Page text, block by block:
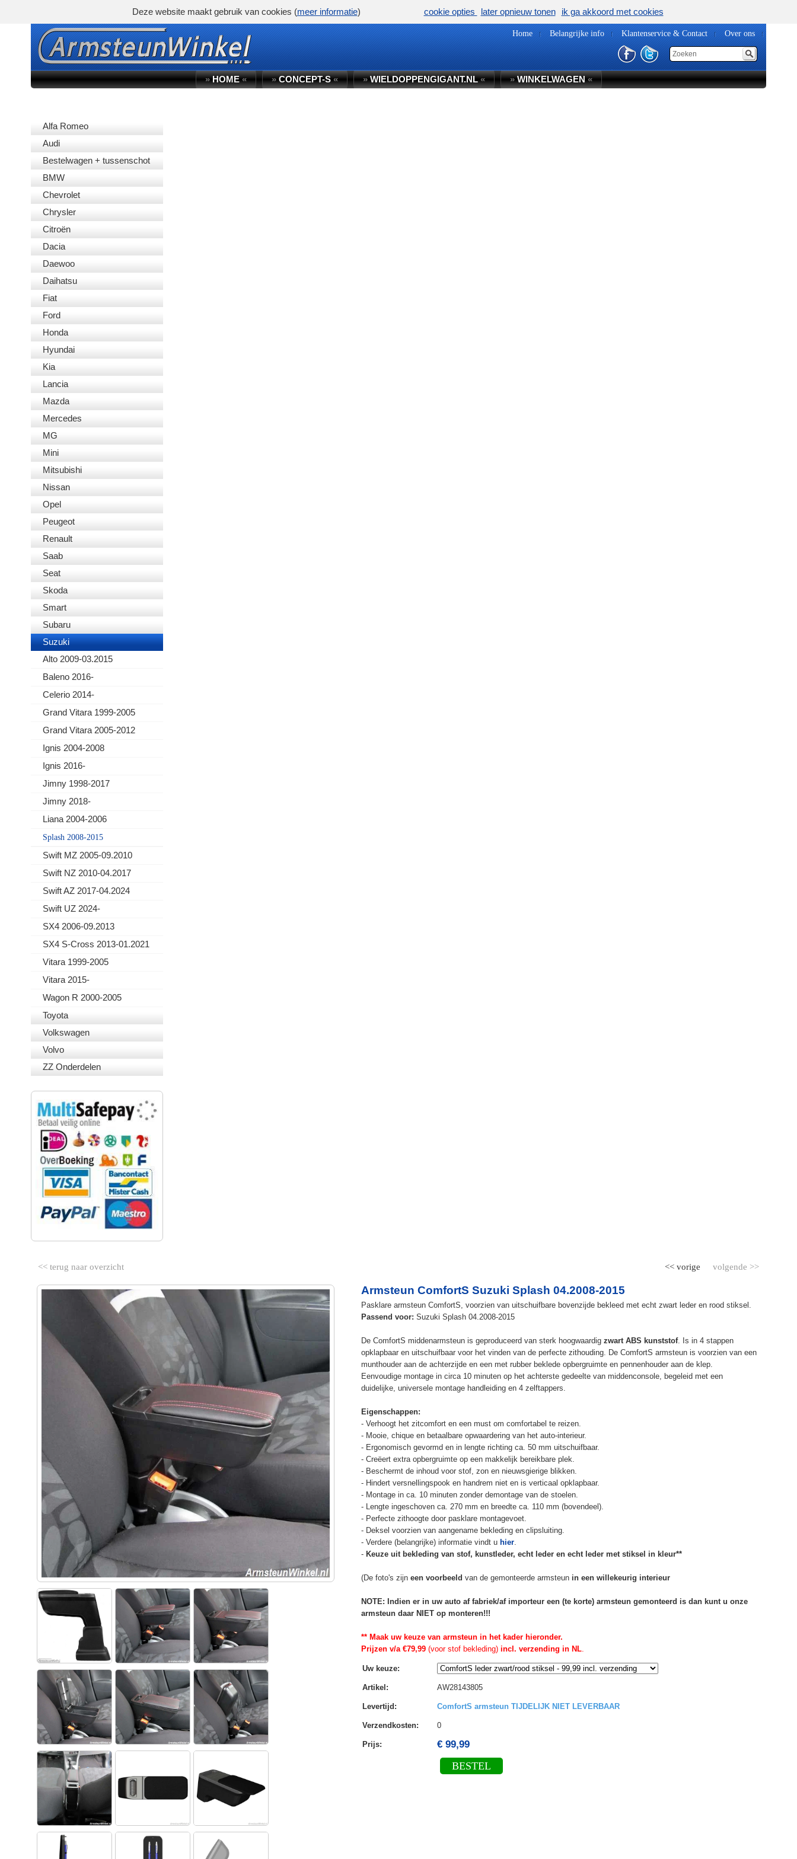
Home Belangrijke info Klantenservice & Contact Over ons
»HOME« »CONCEPT-S« »WIELDOPPENGIGANT.NL« »WINKELWAGEN«
Alfa Romeo
Audi
Bestelwagen + tussenschot
BMW
Chevrolet
Chrysler
Citroën
Dacia
Daewoo
Daihatsu
Fiat
Ford
Honda
Hyundai
Kia
Lancia
Mazda
Mercedes
MG
Mini
Mitsubishi
Nissan
Opel
Peugeot
Renault
Saab
Seat
Skoda
Smart
Subaru
Suzuki
Alto 2009-03.2015
Baleno 2016-
Celerio 2014-
Grand Vitara 1999-2005
Grand Vitara 2005-2012
Ignis 2004-2008
Ignis 2016-
Jimny 1998-2017
Jimny 2018-
Liana 2004-2006
Splash 2008-2015
Swift MZ 2005-09.2010
Swift NZ 2010-04.2017
Swift AZ 2017-04.2024
Swift UZ 2024-
SX4 2006-09.2013
SX4 S-Cross 2013-01.2021
Vitara 1999-2005
Vitara 2015-
Wagon R 2000-2005
Toyota
Volkswagen
Volvo
ZZ Onderdelen
<< terug naar overzicht volgende >>
<< vorige
Armsteun ComfortS Suzuki Splash 04.2008-2015
Pasklare armsteun ComfortS, voorzien van uitschuifbare bovenzijde bekleed met echt zwart leder en rood stiksel.
Passend voor: Suzuki Splash 04.2008-2015
De ComfortS middenarmsteun is geproduceerd van sterk hoogwaardig zwart ABS kunststof. Is in 4 stappen
opklapbaar en uitschuifbaar voor het vinden van de perfecte zithouding. De ComfortS armsteun is voorzien van een
munthouder aan de achterzijde en een met rubber beklede opbergruimte en pennenhouder aan de klep.
Eenvoudige montage in circa 10 minuten op het achterste gedeelte van middenconsole, begeleid met een
duidelijke, universele montage handleiding en 4 zelftappers.
Eigenschappen:
- Verhoogt het zitcomfort en een must om comfortabel te reizen.
- Mooie, chique en betaalbare opwaardering van het auto-interieur.
- Ergonomisch gevormd en in lengte richting ca. 50 mm uitschuifbaar.
- Creëert extra opbergruimte op een makkelijk bereikbare plek.
- Beschermt de inhoud voor stof, zon en nieuwsgierige blikken.
- Hindert versnellingspook en handrem niet en is verticaal opklapbaar.
- Montage in ca. 10 minuten zonder demontage van de stoelen.
- Lengte ingeschoven ca. 270 mm en breedte ca. 110 mm (bovendeel).
- Perfecte zithoogte door pasklare montagevoet.
- Deksel voorzien van aangename bekleding en clipsluiting.
- Verdere (belangrijke) informatie vindt u hier.
- Keuze uit bekleding van stof, kunstleder, echt leder en echt leder met stiksel in kleur**
(De foto's zijn een voorbeeld van de gemonteerde armsteun in een willekeurig interieur
NOTE: Indien er in uw auto af fabriek/af importeur een (te korte) armsteun gemonteerd is dan kunt u onze
armsteun daar NIET op monteren!!!
** Maak uw keuze van armsteun in het kader hieronder.
Prijzen v/a €79,99(voor stof bekleding)incl. verzending in NL.
Uw keuze:
Artikel : AW28143805
Levertijd : ComfortS armsteun TIJDELIJK NIET LEVERBAAR
Verzendkosten: 0
Prijs: € 99,99
BESTEL
Deze website maakt gebruik van cookies (meer informatie) cookie opties later opnieuw tonen ik ga akkoord met cookies